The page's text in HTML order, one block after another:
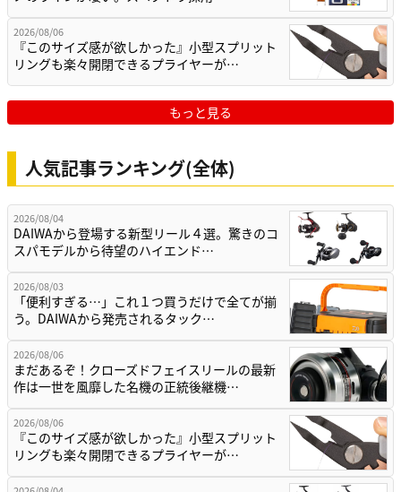
2026/08/06
『このサイズ感が欲しかった』小型スプリット
リングも楽々開閉できるプライヤーが…
もっと見る
人気記事ランキング(全体)
2026/08/04
DAIWAから登場する新型リール４選。驚きのコ
スパモデルから待望のハイエンド…
2026/08/03
「便利すぎる…」これ１つ買うだけで全てが揃
う。DAIWAから発売されるタック…
2026/08/06
まだあるぞ！クローズドフェイスリールの最新
作は一世を風靡した名機の正統後継機…
2026/08/06
『このサイズ感が欲しかった』小型スプリット
リングも楽々開閉できるプライヤーが…